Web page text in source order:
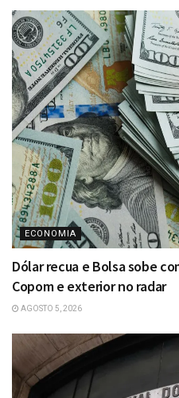
ECONOMIA
Dólar recua e Bolsa sobe
Copom e exterior no radar
AGOSTO 5, 2026